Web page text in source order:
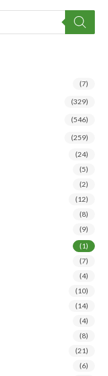
(7)
(329)
(546)
(259)
(24)
(5)
(2)
(12)
(8)
(9)
(1)
(7)
(4)
(10)
(14)
(4)
(8)
(21)
(6)